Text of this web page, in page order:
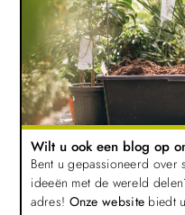
Wilt u ook een blog op
Bent u gepassioneerd over
ideeën met de wereld
adres! Onze website biedt